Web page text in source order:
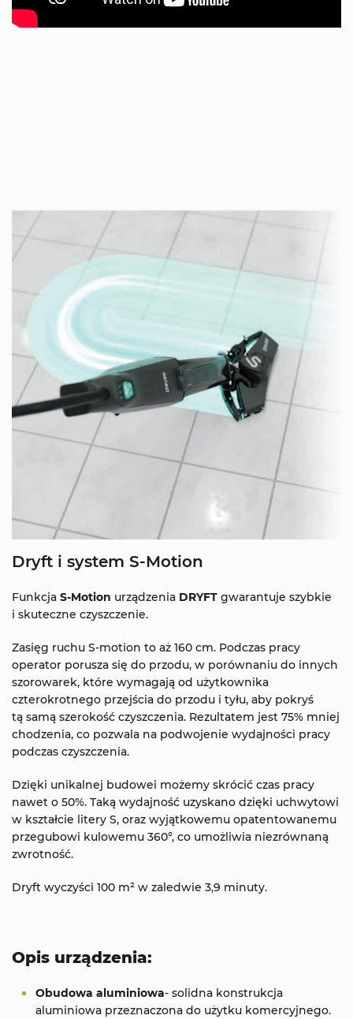
Dryft i system S-Motion
Funkcja S-Motion urządzenia DRYFT gwarantuje szybkie
i skuteczne czyszczenie.
Zasięg ruchu S-motion to aż 160 cm. Podczas pracy
operator porusza się do przodu, w porównaniu do innych
szorowarek, które wymagają od użytkownika
czterokrotnego przejścia do przodu i tyłu, aby pokryś
tą samą szerokość czyszczenia. Rezultatem jest 75% mniej
chodzenia, co pozwala na podwojenie wydajności pracy
podczas czyszczenia.
Dzięki unikalnej budowei możemy skrócić czas pracy
nawet o 50%. Taką wydajność uzyskano dzięki uchwytowi
w kształcie litery S, oraz wyjątkowemu opatentowanemu
przegubowi kulowemu 360°, co umożliwia niezrównaną
zwrotność.
Dryft wyczyści 100 m² w zaledwie 3,9 minuty.
Opis urządzenia:
Obudowa aluminiowa- solidna konstrukcja
aluminiowa przeznaczona do użytku komercyjnego.